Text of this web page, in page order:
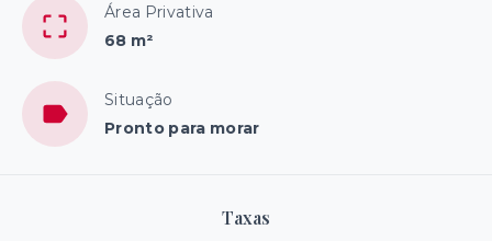
Área Privativa
68 m²
Situação
Pronto para morar
Taxas